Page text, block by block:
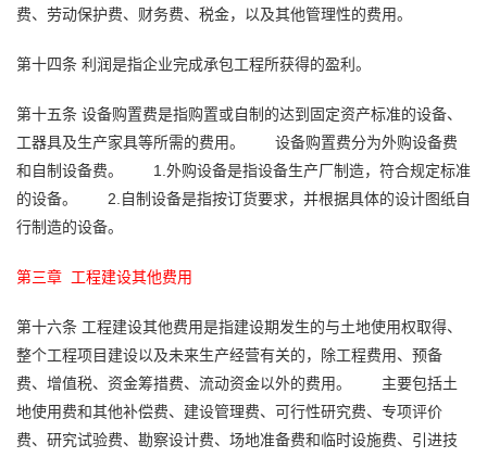
费、劳动保护费、财务费、税金，以及其他管理性的费用。
第十四条 利润是指企业完成承包工程所获得的盈利。
第十五条 设备购置费是指购置或自制的达到固定资产标准的设备、
工器具及生产家具等所需的费用。
设备购置费分为外购设备费
和自制设备费。
1.外购设备是指设备生产厂制造，符合规定标准
的设备。
2.自制设备是指按订货要求，并根据具体的设计图纸自
行制造的设备。
第三章 工程建设其他费用
第十六条 工程建设其他费用是指建设期发生的与土地使用权取得、
整个工程项目建设以及未来生产经营有关的，除工程费用、预备
费、增值税、资金筹措费、流动资金以外的费用。
主要包括土
地使用费和其他补偿费、建设管理费、可行性研究费、专项评价
费、研究试验费、勘察设计费、场地准备费和临时设施费、引进技